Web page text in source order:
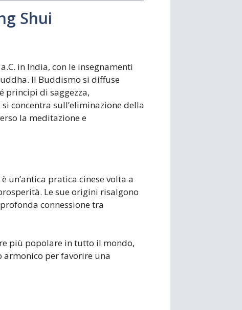
Shui
in India, con le insegnamenti
Il Buddismo si diffuse
principi di saggezza,
concentra sull’eliminazione della
la meditazione e
un’antica pratica cinese volta a
Le sue origini risalgono
connessione tra
più popolare in tutto il mondo,
per favorire una